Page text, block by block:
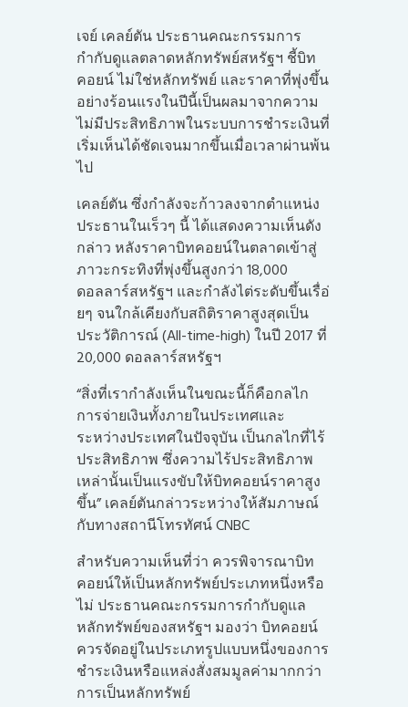
เจย์ เคลย์ตัน ประธานคณะกรรมการ
กำกับดูแลตลาดหลักทรัพย์สหรัฐฯ ชี้บิท
คอยน์ ไม่ใช่หลักทรัพย์ และราคาที่พุ่งขึ้น
อย่างร้อนแรงในปีนี้เป็นผลมาจากความ
ไม่มีประสิทธิภาพในระบบการชำระเงินที่
เริ่มเห็นได้ชัดเจนมากขึ้นเมื่อเวลาผ่านพ้น
ไป
เคลย์ตัน ซึ่งกำลังจะก้าวลงจากตำแหน่ง
ประธานในเร็วๆ นี้ ได้แสดงความเห็นดัง
กล่าว หลังราคาบิทคอยน์ในตลาดเข้าสู่
ภาวะกระทิงที่พุ่งขึ้นสูงกว่า 18,000
ดอลลาร์สหรัฐฯ และกำลังไต่ระดับขึ้นเรื่อ่
ยๆ จนใกล้เคียงกับสถิติราคาสูงสุดเป็น
ประวัติการณ์ (All-time-high) ในปี 2017 ที่
20,000 ดอลลาร์สหรัฐฯ
“สิ่งที่เรากำลังเห็นในขณะนี้ก็คือกลไก
การจ่ายเงินทั้งภายในประเทศและ
ระหว่างประเทศในปัจจุบัน เป็นกลไกที่ไร้
ประสิทธิภาพ ซึ่งความไร้ประสิทธิภาพ
เหล่านั้นเป็นแรงขับให้บิทคอยน์ราคาสูง
ขึ้น” เคลย์ตันกล่าวระหว่างให้สัมภาษณ์
กับทางสถานีโทรทัศน์ CNBC
สำหรับความเห็นที่ว่า ควรพิจารณาบิท
คอยน์ให้เป็นหลักทรัพย์ประเภทหนึ่งหรือ
ไม่ ประธานคณะกรรมการกำกับดูแล
หลักทรัพย์ของสหรัฐฯ มองว่า บิทคอยน์
ควรจัดอยู่ในประเภทรูปแบบหนึ่งของการ
ชำระเงินหรือแหล่งสั่งสมมูลค่ามากกว่า
การเป็นหลักทรัพย์